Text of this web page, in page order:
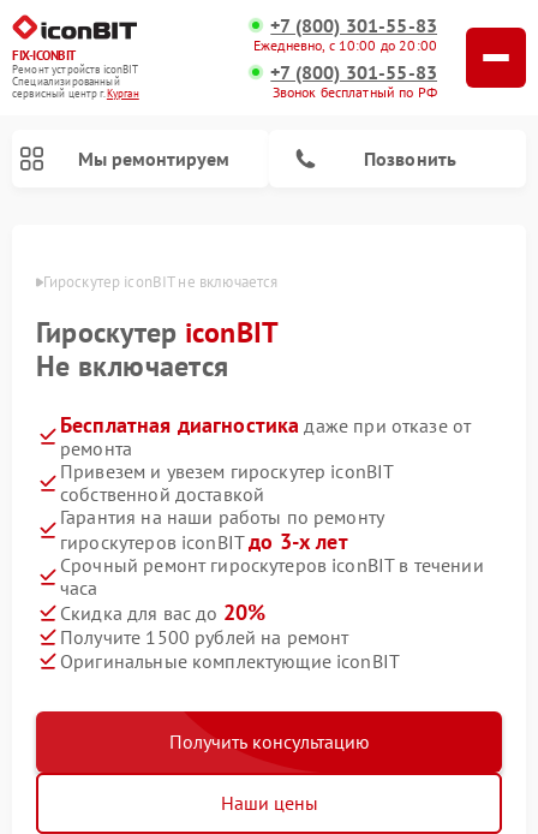
FIX-ICONBIT
Ремонт устройств iconBIT
Специализированный
cервисный центр г.Курган
+7 (800) 301-55-83
Ежедневно, с 10:00 до 20:00
+7 (800) 301-55-83
Звонок бесплатный по РФ
Мы ремонтируем Позвонить
Гироскутер iconBIT не включается
Гироскутер iconBIT
Не включается
Бесплатная диагностика даже при отказе от
ремонта
Привезем и увезем гироскутер iconBIT
собственной доставкой
Гарантия на наши работы по ремонту
гироскутеров iconBITдо 3-х лет
Срочный ремонт гироскутеров iconBIT в течении
часа
Скидка для вас до 20%
Получите 1500 рублей на ремонт
Оригинальные комплектующие iconBIT
Получить консультацию
Наши цены